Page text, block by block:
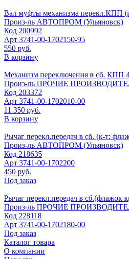
Вал муфты механизма перекл.КПП
Произ-ль АВТОПРОМ (Ульяновск)
Код 200992
Арт 3741-00-1702150-95
550 руб.
В корзину
Механизм переключения в сб. КПП
Произ-ль ПРОЧИЕ
Код 203372
Арт 3741-00-1702010-00
11 350 руб.
В корзину
Рычаг перекл.передач в сб. (к-т:
Произ-ль АВТОПРОМ (Ульяновск)
Код 218635
Арт 3741-00-1702200
450 руб.
Под заказ
Рычаг перекл.передач в сб.(флажок
Произ-ль ПРОЧИЕ
Код 228118
Арт 3741-00-1702180-00
Под заказ
Каталог товара
О компании